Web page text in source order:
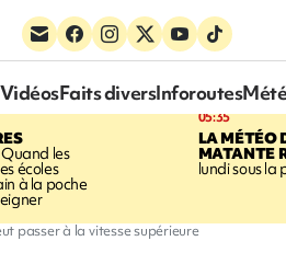
VidéosFaits diversInforoutes
les
écoles
à la poche
05:35
LA MÉTÉO
MATANTE
lundi sous la
passer à la vitesse supérieure